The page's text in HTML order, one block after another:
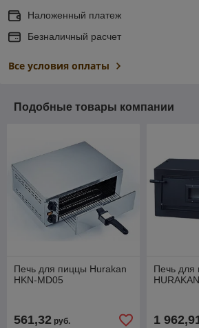
Наложенный платеж
Безналичный расчет
Все условия оплаты
Подобные товары компании
Печь для пиццы Hurakan
HKN-MD05
561,32 руб.
Печь для
1